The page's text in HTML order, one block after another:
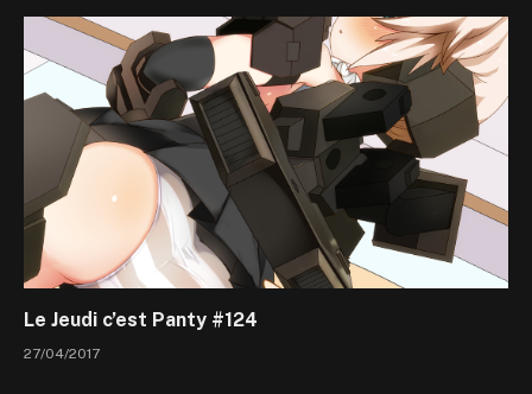
Le Jeudi c’est Panty #124
27/04/2017